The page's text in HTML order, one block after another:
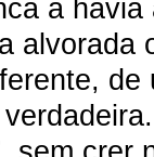
a
alvorada